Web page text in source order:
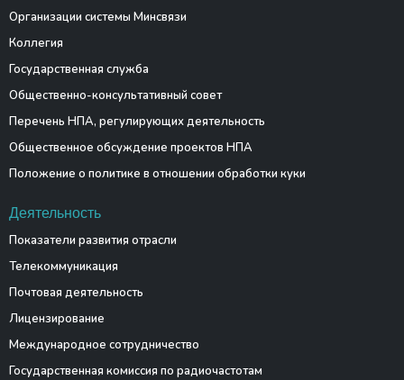
Организации системы Минсвязи
Коллегия
Государственная служба
Общественно-консультативный совет
Перечень НПА, регулирующих деятельность
Общественное обсуждение проектов НПА
Положение о политике в отношении обработки куки
Деятельность
Показатели развития отрасли
Телекоммуникация
Почтовая деятельность
Лицензирование
Международное сотрудничество
Государственная комиссия по радиочастотам